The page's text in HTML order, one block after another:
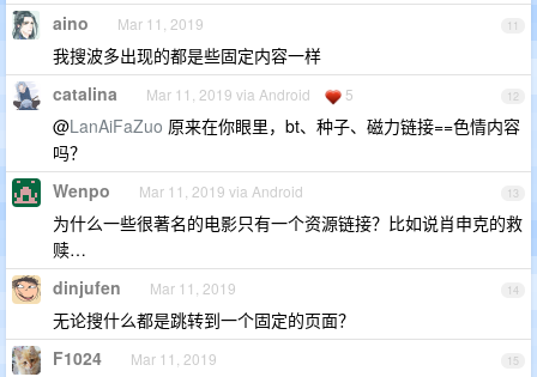
11
aino Mar 11, 2019
我搜波多出现的都是些固定内容一样
12
catalina Mar 11, 2019 via Android 5
@LanAiFaZuo 原来在你眼里，bt、种子、磁力链接==色情内容
吗？
13
Wenpo Mar 11, 2019 via Android
为什么一些很著名的电影只有一个资源链接？比如说肖申克的救
赎…
14
dinjufen Mar 11, 2019
无论搜什么都是跳转到一个固定的页面？
15
F1024 Mar 11, 2019